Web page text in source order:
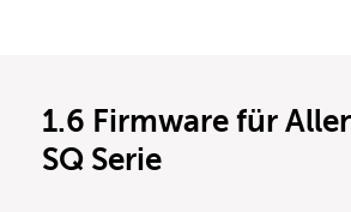
1.6 Firmware für
SQ Serie